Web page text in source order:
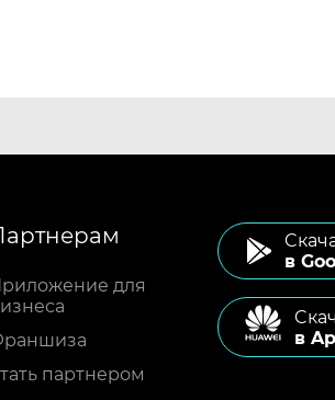
для
партнером
в
в